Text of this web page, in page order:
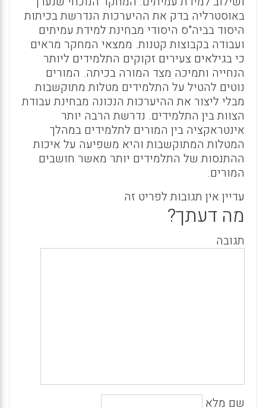
באוסטרליה בדק את ההיערכות הנדרשת בכיתות
היסוד בביה"ס היסודי מבחינת למידת עמיתים
ועבודה בקבוצות קטנות. ממצאי המחקר מראים
כי בגילאים צעירים זקוקים התלמידים ליותר
הנחייה ותמיכה מצד המורה בכיתה. המורים
נוטים להטיל על התלמידים מטלות מתוקשבות
מבלי ליצור את ההיערכות הנכונה מבחינת עבודת
הצוות בין התלמידים. נדרשת הרבה יותר
אינטראקציה בין המורים לתלמידים במהלך
המטלות המתוקשבות והיא משפיעה על איכות
ההתנסות של התלמידים יותר מאשר חושבים
המורים.
עדיין אין תגובות לפריט זה
מה דעתך?
תגובה
שם מלא